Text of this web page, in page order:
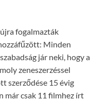
fogalmazták
Minden
jár neki, hogy a
zeneszerzéssel
szerződése 15 évig
már csak 11 filmhez írt